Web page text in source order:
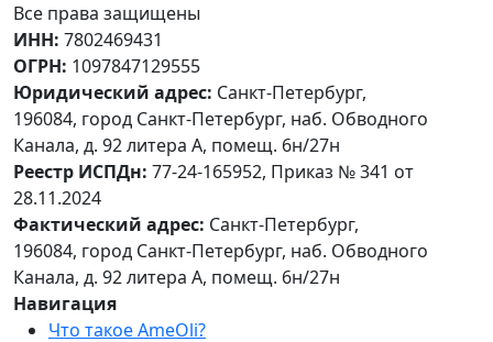
Все права защищены
ИНН: 7802469431
ОГРН: 1097847129555
Юридический адрес: Санкт-Петербург,
196084, город Санкт-Петербург, наб. Обводного
Канала, д. 92 литера А, помещ. 6н/27н
Реестр ИСПДн: 77-24-165952, Приказ № 341 от
28.11.2024
Фактический адрес: Санкт-Петербург,
196084, город Санкт-Петербург, наб. Обводного
Канала, д. 92 литера А, помещ. 6н/27н
Навигация
Что такое AmeOli?